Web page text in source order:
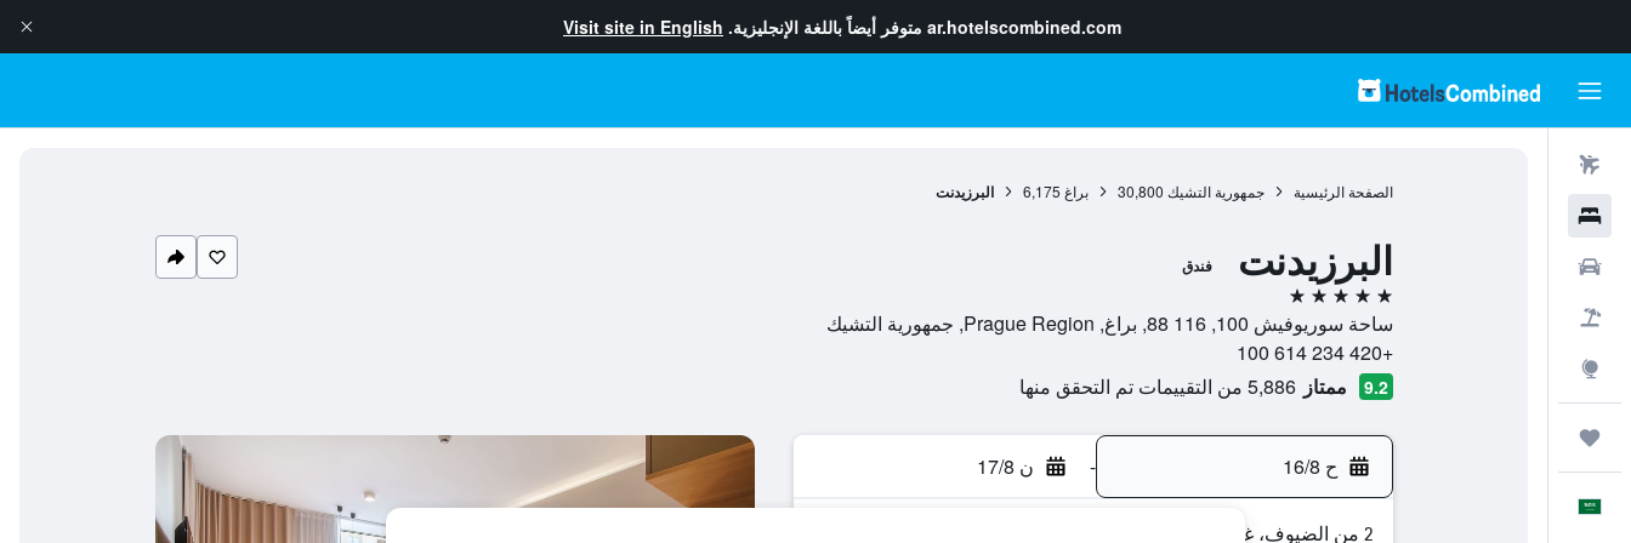
ar.hotelscombined.com متوفر أيضاً باللغة الإنجليزية. Visit site in English
الصفحة الرئيسية جمهورية التشيك 30,800 براغ 6,175 البرزيدنت
البرزيدنت فندق
5 نجوم
ساحة سوريوفيش 100, 116 88, براغ, Prague Region, جمهورية التشيك
+420 234 614 100
9.2 ممتاز 5,886 من التقييمات تم التحقق منها
ح 16/8 - ن 17/8
2 من الضيوف، غرفة واحدة